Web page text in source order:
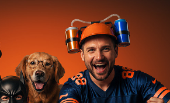
1946 | Austrália, Veľká Británia | Dobrodružný
Quality
Time
2017 | Holandsko | Komédia, Dráma
Gesture
64% 63% 63%